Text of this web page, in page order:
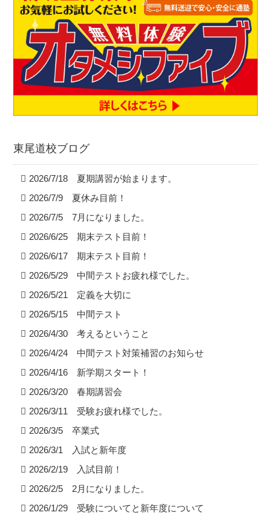
東尾道校ブログ
2026/7/18 夏期講習が始まります。
2026/7/9 夏休み目前！
2026/7/5 7月になりました。
2026/6/25 期末テスト目前！
2026/6/17 期末テスト目前！
2026/5/29 中間テストお疲れ様でした。
2026/5/21 定義を大切に
2026/5/15 中間テスト
2026/4/30 考えるということ
2026/4/24 中間テスト対策補習のお知らせ
2026/4/16 新学期スタート！
2026/3/20 春期講習会
2026/3/11 受験お疲れ様でした。
2026/3/5 卒業式
2026/3/1 入試と新年度
2026/2/19 入試目前！
2026/2/5 2月になりました。
2026/1/29 受験についてと新年度について